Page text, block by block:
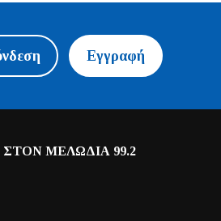
Εγγραφή
ΜΕΛΩΔΙΑ 99.2